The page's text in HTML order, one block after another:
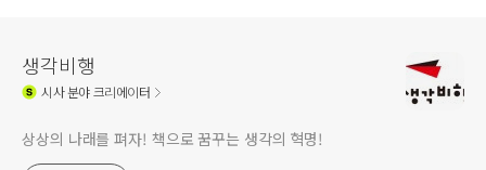
생각비행
시사분야 크리에이터
상상의 나래를 펴자! 책으로 꿈꾸는 생각의 혁명!